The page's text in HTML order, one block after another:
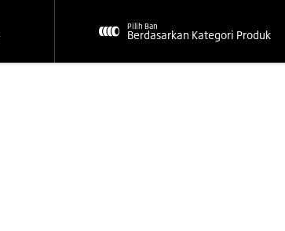
Pilih Ban
Berdasarkan Kategori Produk